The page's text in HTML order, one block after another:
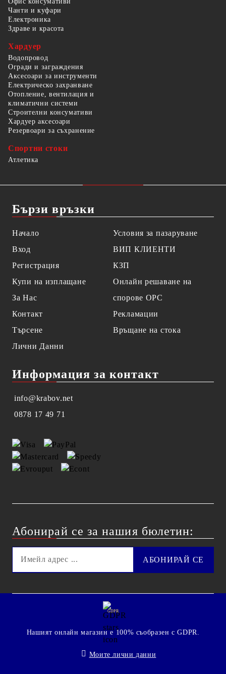
Чанти и куфари
Електроника
Здраве и красота
Хардуер
Водопровод
Огради и заграждения
Аксесоари за инструменти
Електрическо захранване
Отопление, вентилация и
климатични системи
Строителни консумативи
Хардуер аксесоари
Резервоари за съхранение
Спортни стоки
Атлетика
Бързи връзки
Начало
Вход
Регистрация
Купи на изплащане
За Нас
Контакт
Търсене
Лични Данни
Условия за пазаруване
ВИП КЛИЕНТИ
КЗП
Онлайн решаване на
спорове OPC
Рекламации
Връщане на стока
Информация за контакт
info@krabov.net
0878 17 49 71
Абонирай се за нашия бюлетин:
GDPR
Нашият онлайн магазин е 100% съобразен с GDPR.
Моите лични данни